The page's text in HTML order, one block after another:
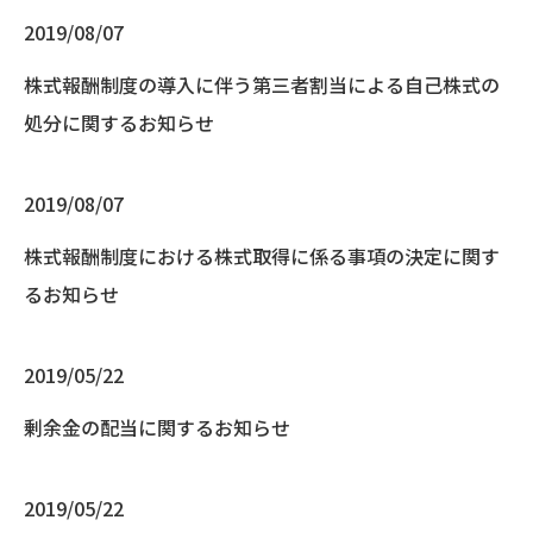
2019/08/07
株式報酬制度の導入に伴う第三者割当による自己株式の
処分に関するお知らせ
2019/08/07
株式報酬制度における株式取得に係る事項の決定に関す
るお知らせ
2019/05/22
剰余金の配当に関するお知らせ
2019/05/22